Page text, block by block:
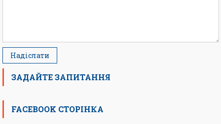
ЗАДАЙТЕ ЗАПИТАННЯ
FACEBOOK СТОРІНКА